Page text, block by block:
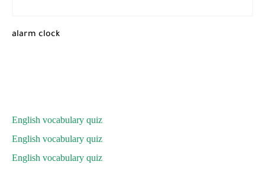
alarm clock
English vocabulary quiz
English vocabulary quiz
English vocabulary quiz